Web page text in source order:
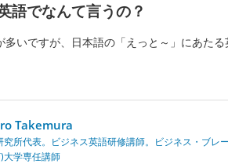
語でなんて言うの？
多いですが、日本語の「えっと～」にあた
Takemura
究所代表。ビジネス英語研修講師。ビジネス・ブレ
大学専任講師